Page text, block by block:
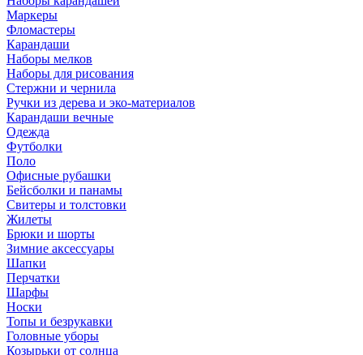
Маркеры
Фломастеры
Карандаши
Наборы мелков
Наборы для рисования
Стержни и чернила
Ручки из дерева и эко-материалов
Карандаши вечные
Одежда
Футболки
Поло
Офисные рубашки
Бейсболки и панамы
Свитеры и толстовки
Жилеты
Брюки и шорты
Зимние аксессуары
Шапки
Перчатки
Шарфы
Носки
Топы и безрукавки
Головные уборы
Козырьки от солнца